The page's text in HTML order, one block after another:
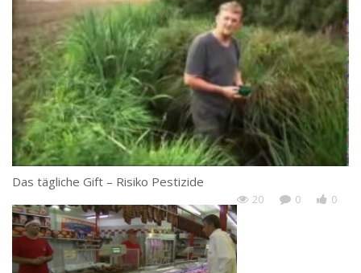
Das tägliche Gift – Risiko Pestizide
20 0 0